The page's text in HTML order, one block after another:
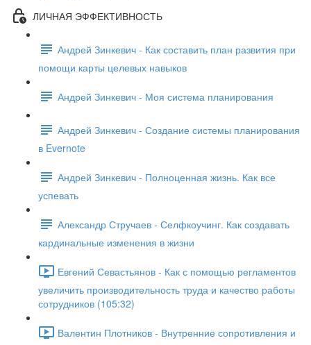
ЛИЧНАЯ ЭФФЕКТИВНОСТЬ
Андрей Зинкевич - Как составить план развития при
помощи карты целевых навыков
Андрей Зинкевич - Моя система планирования
Андрей Зинкевич - Создание системы планирования
в Evernote
Андрей Зинкевич - Полноценная жизнь. Как все
успевать
Александр Стручаев - Селфкоучинг. Как создавать
кардинальные изменения в жизни
Евгений Севастьянов - Как с помощью регламентов
увеличить производительность труда и качество работы
сотрудников (105:32)
Валентин Плотников - Внутренние сопротивления и